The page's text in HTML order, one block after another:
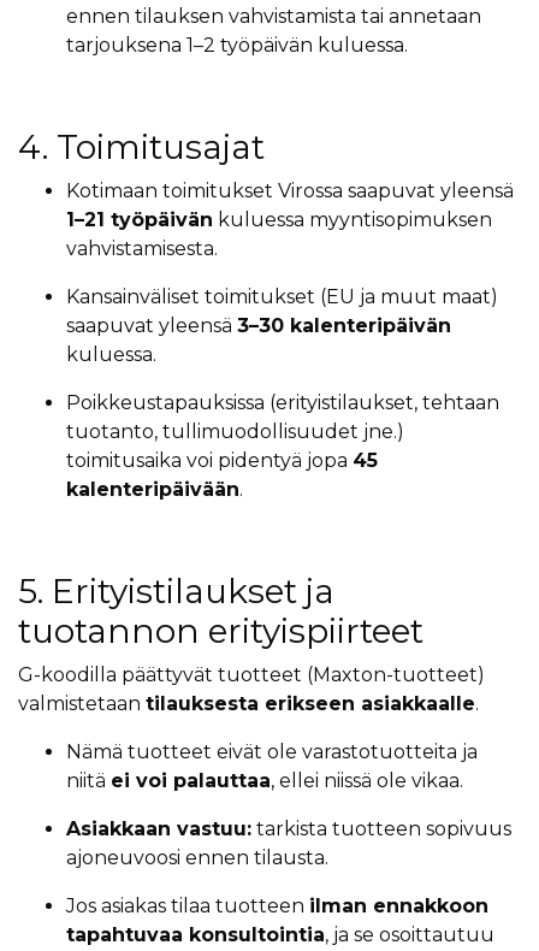
ennen tilauksen vahvistamista tai annetaan
tarjouksena 1–2 työpäivän kuluessa.
4. Toimitusajat
Kotimaan toimitukset Virossa saapuvat yleensä
1–21 työpäivän kuluessa myyntisopimuksen
vahvistamisesta.
Kansainväliset toimitukset (EU ja muut maat)
saapuvat yleensä 3–30 kalenteripäivän
kuluessa.
Poikkeustapauksissa (erityistilaukset, tehtaan
tuotanto, tullimuodollisuudet jne.)
toimitusaika voi pidentyä jopa 45
kalenteripäivään.
5. Erityistilaukset ja
tuotannon erityispiirteet
G-koodilla päättyvät tuotteet (Maxton-tuotteet)
valmistetaan tilauksesta erikseen asiakkaalle.
Nämä tuotteet eivät ole varastotuotteita ja
niitä ei voi palauttaa, ellei niissä ole vikaa.
Asiakkaan vastuu: tarkista tuotteen sopivuus
ajoneuvoosi ennen tilausta.
Jos asiakas tilaa tuotteen ilman ennakkoon
tapahtuvaa konsultointia, ja se osoittautuu